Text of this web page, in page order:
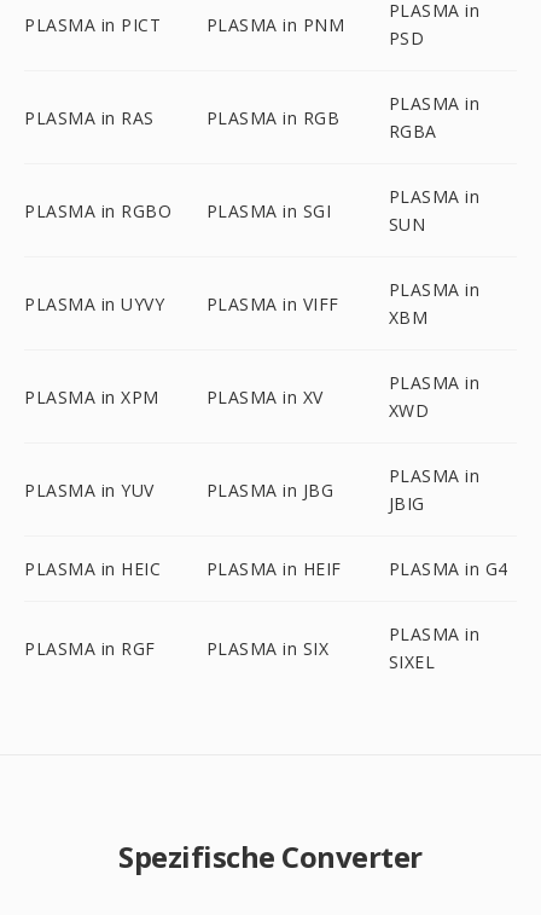
PLASMA in PICT PLASMA in PNM
PLASMA in
PSD
PLASMA in RAS PLASMA in RGB
PLASMA in
RGBA
PLASMA in RGBO PLASMA in SGI
PLASMA in
SUN
PLASMA in UYVY PLASMA in VIFF
PLASMA in
XBM
PLASMA in XPM PLASMA in XV
PLASMA in
XWD
PLASMA in YUV PLASMA in JBG
PLASMA in
JBIG
PLASMA in HEIC PLASMA in HEIF PLASMA in G4
PLASMA in RGF PLASMA in SIX
PLASMA in
SIXEL
Spezifische Converter